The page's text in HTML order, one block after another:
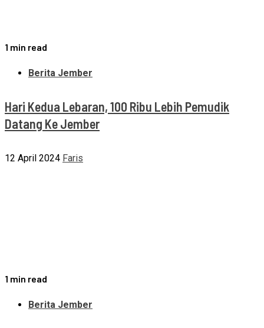
1 min read
Berita Jember
Hari Kedua Lebaran, 100 Ribu Lebih Pemudik
Datang Ke Jember
12 April 2024 Faris
1 min read
Berita Jember